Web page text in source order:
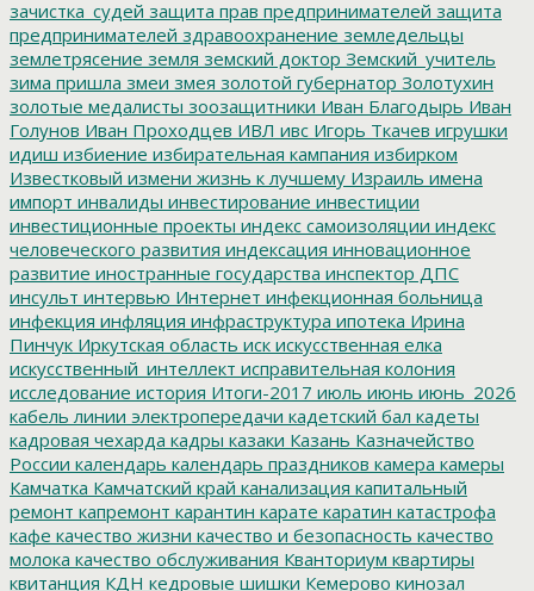
зачистка_судей защита прав предпринимателей защита
предпринимателей здравоохранение земледельцы
землетрясение земля земский доктор Земский_учитель
зима пришла змеи змея золотой губернатор Золотухин
золотые медалисты зоозащитники Иван Благодырь Иван
Голунов Иван Проходцев ИВЛ ивс Игорь Ткачев игрушки
идиш избиение избирательная кампания избирком
Известковый измени жизнь к лучшему Израиль имена
импорт инвалиды инвестирование инвестиции
инвестиционные проекты индекс самоизоляции индекс
человеческого развития индексация инновационное
развитие иностранные государства инспектор ДПС
инсульт интервью Интернет инфекционная больница
инфекция инфляция инфраструктура ипотека Ирина
Пинчук Иркутская область иск искусственная елка
искусственный_интеллект исправительная колония
исследование история Итоги-2017 июль июнь июнь_2026
кабель линии электропередачи кадетский бал кадеты
кадровая чехарда кадры казаки Казань Казначейство
России календарь календарь праздников камера камеры
Камчатка Камчатский край канализация капитальный
ремонт капремонт карантин карате каратин катастрофа
кафе качество жизни качество и безопасность качество
молока качество обслуживания Кванториум квартиры
квитанция КДН кедровые шишки Кемерово кинозал